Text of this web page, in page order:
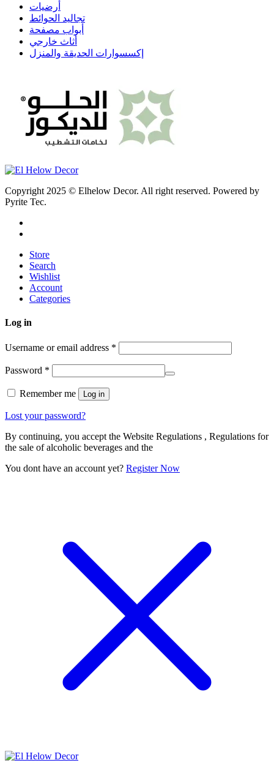
أرضيات
تجاليد الحوائط
أبواب مصفحة
أثاث خارجي
إكسسوارات الحديقة والمنزل
Copyright 2025 © Elhelow Decor. All right reserved. Powered by
Pyrite Tec.
Store
Search
Wishlist
Account
Categories
Log in
Username or email address *
Password *
Remember me Log in
Lost your password?
By continuing, you accept the Website Regulations , Regulations for
the sale of alcoholic beverages and the
You dont have an account yet? Register Now